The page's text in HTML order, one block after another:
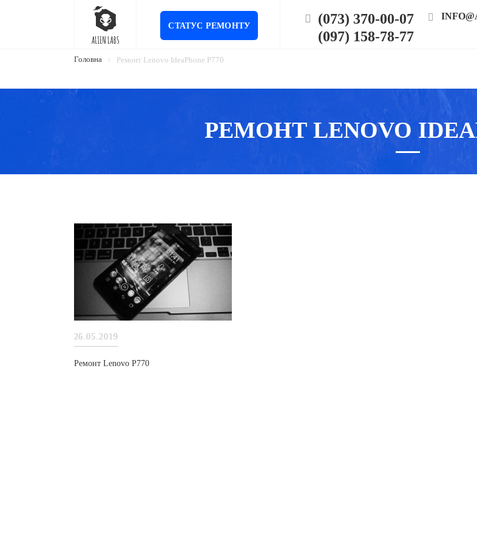
Головна Ремонт Lenovo IdeaPhone P770
РЕМОНТ LENOVO
26.05.2019
Ремонт Lenovo P770
СТАТУС РЕМОНТУ
(073) 370-00-07
(097) 158-78-77